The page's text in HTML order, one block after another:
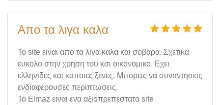
Απο τα λιγα καλα
Το site ειναι απο τα λιγα καλα και σοβαρα. Σχετικα
ευκολο στην χρηση του κσι οικονομικο. Εχει
ελληνιδες και καποιες ξενες. Μπορεις να συναντησεις
ενδιαφερουσες περιπτωσεις.
Το Elmaz ειναι ενα αξιοπρεπεστατο site